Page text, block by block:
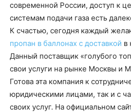
современной России, доступ к
системам подачи газа есть
К счастью, сегодня каждый
пропан в баллонах с доставкой в
Данный поставщик «голубого
свои услуги на рынке Москвы и
Готова эта компания к
юридическими лицами, так и с
своих услуг. На официальном